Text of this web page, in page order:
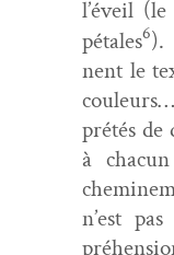
l’éveil
pétales6).
nent le
prétés de
à
n’est